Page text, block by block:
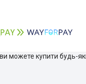
ви можете купити будь-